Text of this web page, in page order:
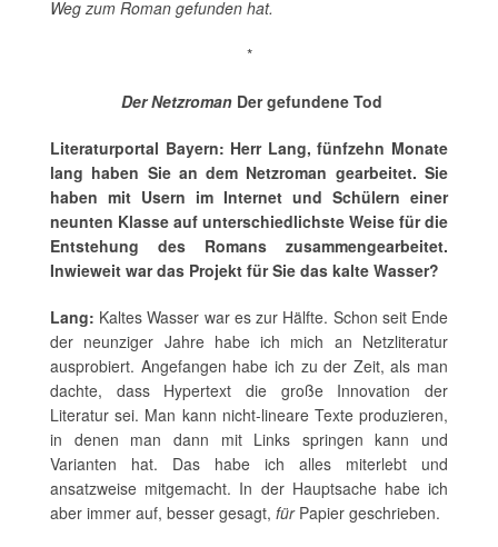
Weg zum Roman gefunden hat.
*
Der Netzroman Der gefundene Tod
Literaturportal Bayern: Herr Lang,fünfzehn Monate
lang haben Sie an dem Netzroman gearbeitet. Sie
haben mit Usern im Internet und Schülern einer
neunten Klasse auf unterschiedlichste Weise für die
Entstehung des Romans zusammengearbeitet.
Inwieweit war das Projekt für Sie das kalte Wasser?
Lang: Kaltes Wasser war es zur Hälfte. Schon seit Ende
der neunziger Jahre habe ich mich an Netzliteratur
ausprobiert. Angefangen habe ich zu der Zeit, als man
dachte, dass Hypertext die große Innovation der
Literatur sei. Man kann nicht-lineare Texte produzieren,
in denen man dann mit Links springen kann und
Varianten hat. Das habe ich alles miterlebt und
ansatzweise mitgemacht. In der Hauptsache habe ich
aber immer auf, besser gesagt, fürPapier geschrieben.